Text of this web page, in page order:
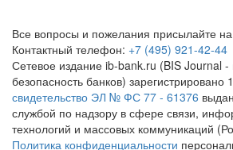
Все вопросы и пожелания присылайте на
Контактный телефон: +7 (495) 921-42-44
Сетевое издание ib-bank.ru (BIS Journal
безопасность банков) зарегистрировано
свидетельство ЭЛ № ФС 77 - 61376
службой по надзору в сфере связи,
технологий и массовых коммуникаций
Политика конфиденциальности